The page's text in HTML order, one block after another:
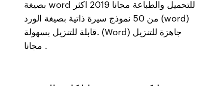
بصيغة word للتحميل والطباعة مجانا 2019 اكثر
من 50 نموذج سيرة ذاتية بصيغة الورد (word)
قابلة للتنزيل بسهولة. (Word) جاهزة للتنزيل
مجانا .